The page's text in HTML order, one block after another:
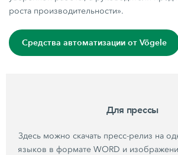
роста производительности».
Средства автоматизации от Vögele
Для прессы
Здесь можно скачать пресс-релиз на
языков в формате WORD и